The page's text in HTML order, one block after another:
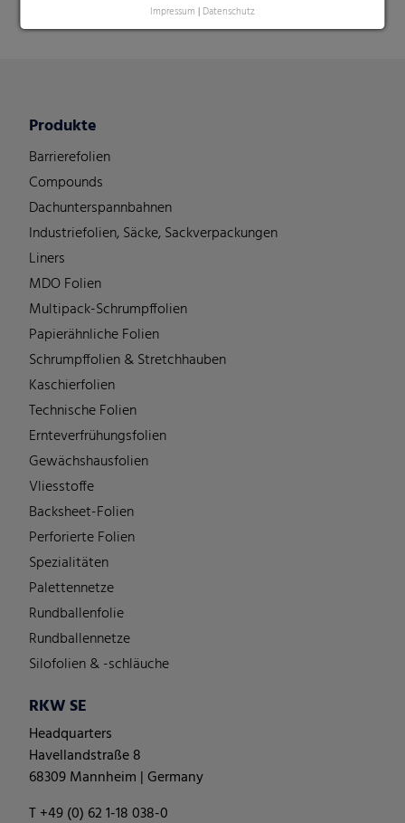
Impressum | Datenschutz
Produkte
Barrierefolien
Compounds
Dachunterspannbahnen
Industriefolien, Säcke, Sackverpackungen
Liners
MDO Folien
Multipack-Schrumpffolien
Papierähnliche Folien
Schrumpffolien & Stretchhauben
Kaschierfolien
Technische Folien
Ernteverfrühungsfolien
Gewächshausfolien
Vliesstoffe
Backsheet-Folien
Perforierte Folien
Spezialitäten
Palettennetze
Rundballenfolie
Rundballennetze
Silofolien & -schläuche
RKW SE
Headquarters
Havellandstraße 8
68309 Mannheim | Germany
T +49 (0) 62 1-18 038-0